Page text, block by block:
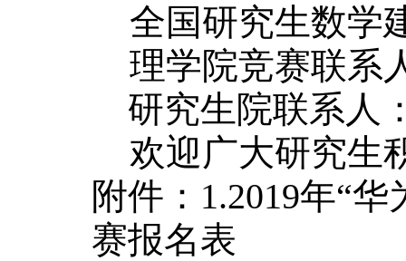
全国研究生数学
理学院竞赛联系
研究生院联系人
欢迎广大研究生
附件：1.2019年“
赛报名表